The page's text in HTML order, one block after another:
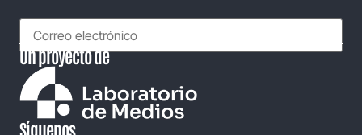
Un proyecto de
Síguenos